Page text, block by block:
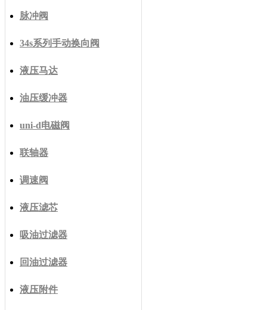
脉冲阀
34s系列手动换向阀
液压马达
油压缓冲器
uni-d电磁阀
联轴器
调速阀
液压滤芯
吸油过滤器
回油过滤器
液压附件